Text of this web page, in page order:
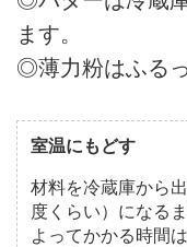
ます。
◎薄力粉はふる
室温にもどす
材料を冷蔵庫から
度くらい）になる
よってかかる時間